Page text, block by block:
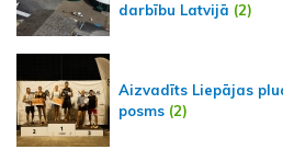
darbību Latvijā (2)
Aizvadīts Liepājas
posms (2)